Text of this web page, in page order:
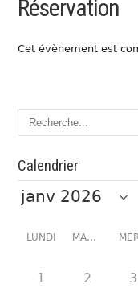
Réservation
Cet évènement est
Calendrier
LUNDI MARDI
1 2 3